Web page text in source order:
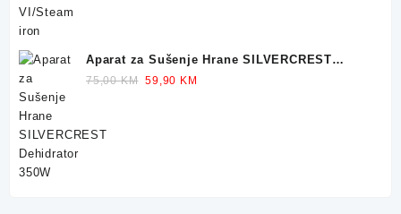
Aparat za Sušenje Hrane SILVERCREST
Dehidrator 350W
75,00KM Original
59,90 KM